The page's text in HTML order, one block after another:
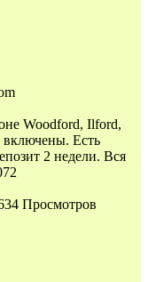
Woodford, Ilford,
включены. Есть
2 недели. Вся
Просмотров